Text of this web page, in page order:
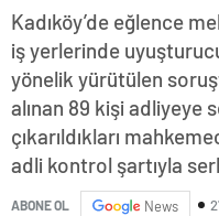
Kadıköy’de eğlence
iş yerlerinde uyuşturucu
yönelik yürütülen
alınan 89 kişi adliyeye
çıkarıldıkları
adli kontrol şartıyla
ABONE OL News